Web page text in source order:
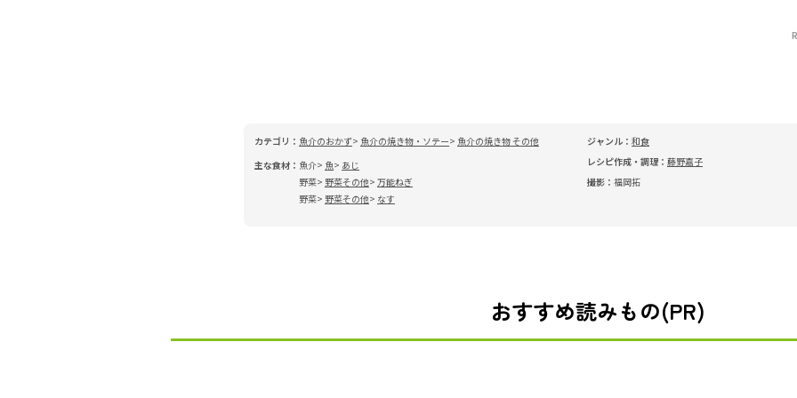
カテゴリ： 魚介のおかず 魚介の焼き物・ソテー
魚介の焼き物 その他
主な食材： 魚介 魚
あじ
野菜
野菜その他 万能ねぎ
野菜
野菜その他 なす
ジャンル： 和食
レシピ作成・調理： 藤野嘉子
撮影： 福岡拓
おすすめ読みもの(PR)